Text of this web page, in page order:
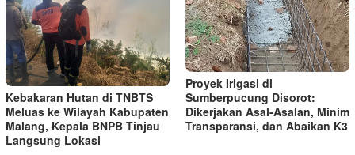
Kebakaran Hutan di TNBTS
Meluas ke Wilayah Kabupaten
Malang, Kepala BNPB Tinjau
Langsung Lokasi
Proyek Irigasi di
Sumberpucung Disorot:
Dikerjakan Asal-Asalan, Minim
Transparansi, dan Abaikan K3